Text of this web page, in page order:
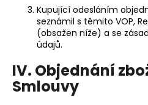
Kupující odesláním
seznámil s těmito VOP,
(obsažen níže) a se
údajů.
IV. Objednání
Smlouvy